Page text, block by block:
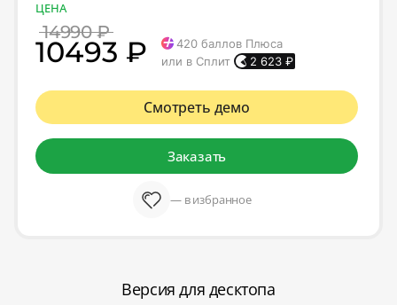
ЦЕНА
14990 ₽
10493 ₽ 420 баллов Плюса
или в Сплит
2 623 ₽
Смотреть демо
Заказать
— в избранное
Версия для десктопа